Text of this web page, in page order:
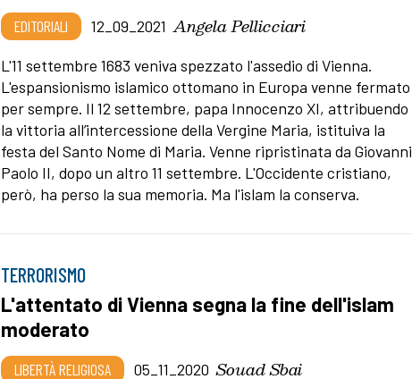
EDITORIALI 12_09_2021 Angela Pellicciari
L'11 settembre 1683 veniva spezzato l'assedio di Vienna.
L'espansionismo islamico ottomano in Europa venne fermato
per sempre. Il 12 settembre, papa Innocenzo XI, attribuendo
la vittoria all’intercessione della Vergine Maria, istituiva la
festa del Santo Nome di Maria. Venne ripristinata da Giovanni
Paolo II, dopo un altro 11 settembre. L'Occidente cristiano,
però, ha perso la sua memoria. Ma l'islam la conserva.
TERRORISMO
L'attentato di Vienna segna la fine dell'islam
moderato
LIBERTÀ RELIGIOSA 05_11_2020 Souad Sbai